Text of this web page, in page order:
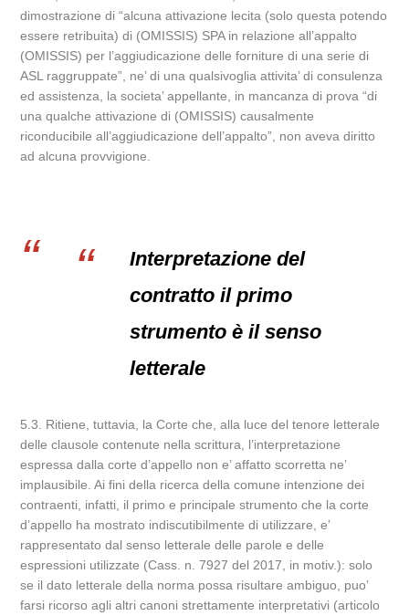
dimostrazione di “alcuna attivazione lecita (solo questa potendo
essere retribuita) di (OMISSIS) SPA in relazione all’appalto
(OMISSIS) per l’aggiudicazione delle forniture di una serie di
ASL raggruppate”, ne’ di una qualsivoglia attivita’ di consulenza
ed assistenza, la societa’ appellante, in mancanza di prova “di
una qualche attivazione di (OMISSIS) causalmente
riconducibile all’aggiudicazione dell’appalto”, non aveva diritto
ad alcuna provvigione.
Interpretazione del
contratto il primo
strumento è il senso
letterale
5.3. Ritiene, tuttavia, la Corte che, alla luce del tenore letterale
delle clausole contenute nella scrittura, l’interpretazione
espressa dalla corte d’appello non e’ affatto scorretta ne’
implausibile. Ai fini della ricerca della comune intenzione dei
contraenti, infatti, il primo e principale strumento che la corte
d’appello ha mostrato indiscutibilmente di utilizzare, e’
rappresentato dal senso letterale delle parole e delle
espressioni utilizzate (Cass. n. 7927 del 2017, in motiv.): solo
se il dato letterale della norma possa risultare ambiguo, puo’
farsi ricorso agli altri canoni strettamente interpretativi (articolo